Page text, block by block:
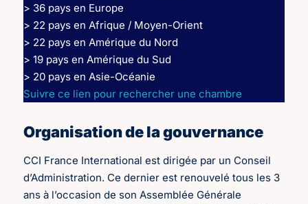
> 36 pays en Europe
> 22 pays en Afrique / Moyen-Orient
> 22 pays en Amérique du Nord
> 19 pays en Amérique du Sud
> 20 pays en Asie-Océanie
Suivre ce lien pour rechercher une chambre
Organisation de la gouvernance
CCI France International est dirigée par un Conseil
d’Administration. Ce dernier est renouvelé tous les 3
ans à l’occasion de son Assemblée Générale